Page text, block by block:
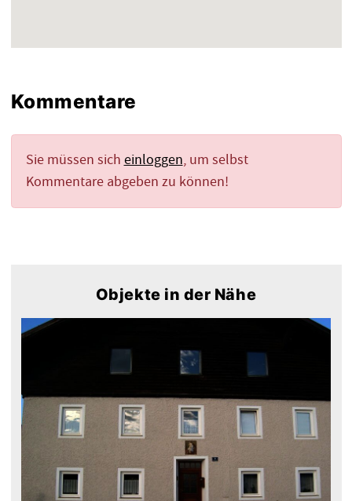
Kommentare
Sie müssen sich einloggen, um selbst
Kommentare abgeben zu können!
Objekte in der Nähe